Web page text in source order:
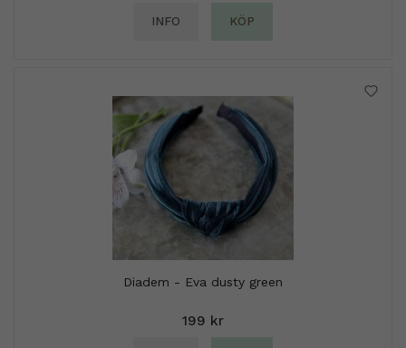
INFO KÖP
Diadem - Eva dusty green
199 kr